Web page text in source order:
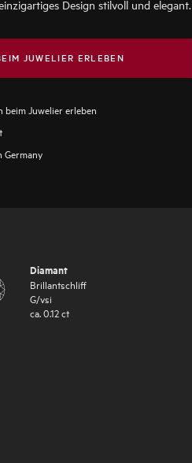
Design stilvoll und elegant.
JUWELIER ERLEBEN
beim Juwelier erleben
Germany
Diamant
Brillantschliff
G/vsi
ca. 0.12ct